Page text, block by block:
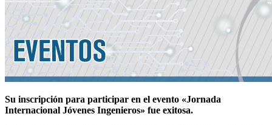
Su inscripción para participar en el evento «Jornada
Internacional Jóvenes Ingenieros» fue exitosa.